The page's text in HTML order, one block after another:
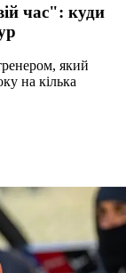
час": куди
який
на кілька